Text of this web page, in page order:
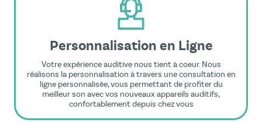
Personnalisation en Ligne
Votre expérience auditive nous tient à coeur. Nous
réalisons la personnalisation à travers une consultation en
ligne personnalisée, vous permettant de profiter du
meilleur son avec vos nouveaux appareils auditifs,
confortablement depuis chez vous